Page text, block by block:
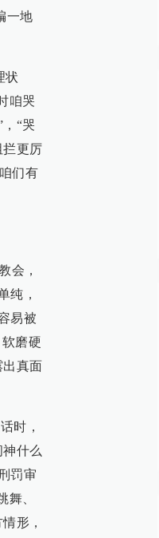
一地
状
咱哭
“哭
拦更厉
们有
会，
纯，
易被
磨硬
出真面
时，
什么
罚审
舞、
形，